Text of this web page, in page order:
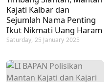
Kajati Kalbar dan
Sejumlah Nama Penting
Ikut Nikmati Uang Haram
Saturday, 25 January 2025